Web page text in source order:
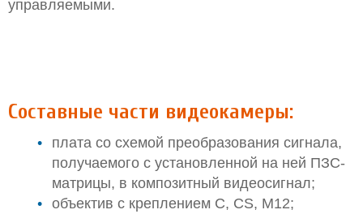
управляемыми.
Составные части видеокамеры:
плата со схемой преобразования сигнала,
получаемого с установленной на ней ПЗС-
матрицы, в композитный видеосигнал;
объектив с креплением С, CS, М12;